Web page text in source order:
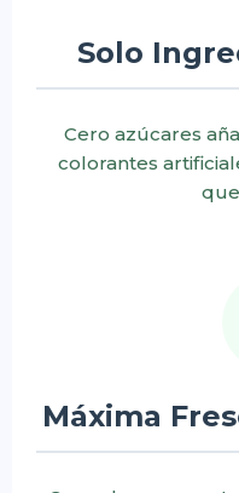
Solo
Cero azúcares
colorantes
Máxima